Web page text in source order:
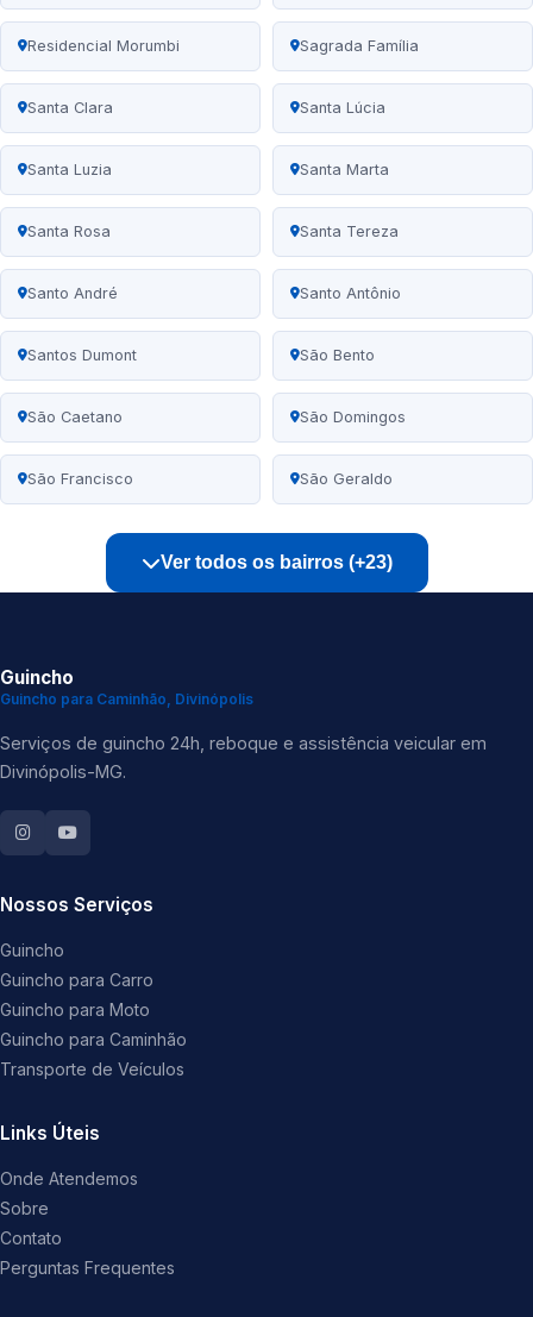
Residencial Morumbi Sagrada Família
Santa Clara Santa Lúcia
Santa Luzia Santa Marta
Santa Rosa Santa Tereza
Santo André Santo Antônio
Santos Dumont São Bento
São Caetano São Domingos
São Francisco São Geraldo
Ver todos os bairros (+23)
Guincho
Guincho para Caminhão, Divinópolis
Serviços de guincho 24h, reboque e assistência veicular em
Divinópolis-MG.
Nossos Serviços
Guincho
Guincho para Carro
Guincho para Moto
Guincho para Caminhão
Transporte de Veículos
Links Úteis
Onde Atendemos
Sobre
Contato
Perguntas Frequentes